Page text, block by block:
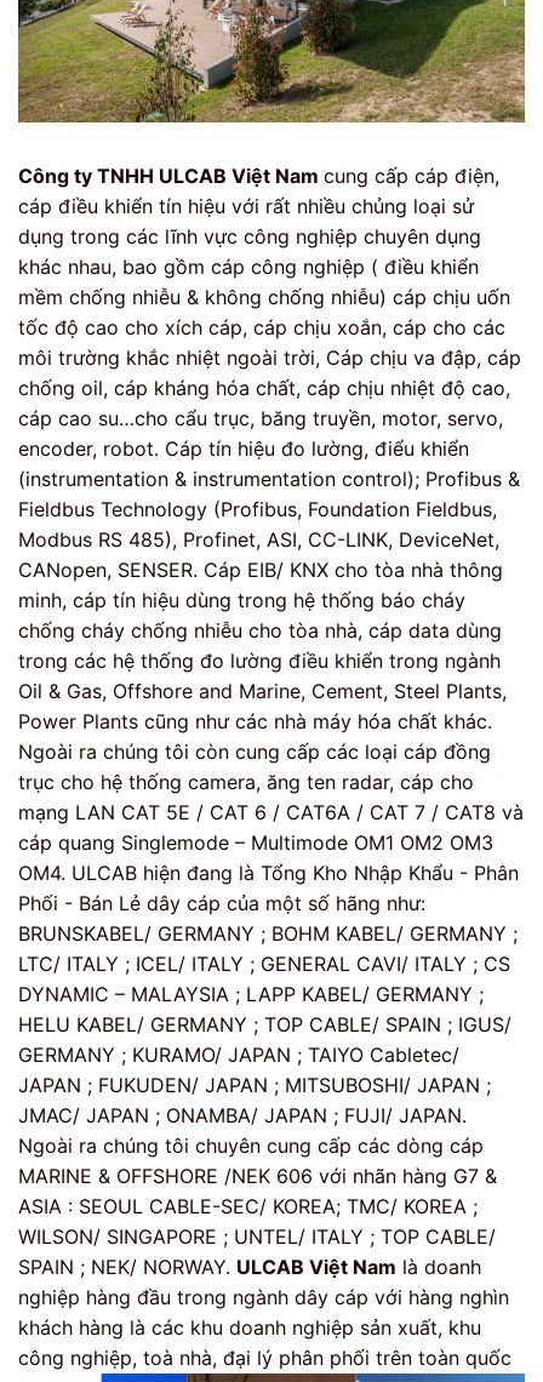
Công ty TNHH ULCAB Việt Nam cung cấp cáp điện,
cáp điều khiển tín hiệu với rất nhiều chủng loại sử
dụng trong các lĩnh vực công nghiệp chuyên dụng
khác nhau, bao gồm cáp công nghiệp ( điều khiển
mềm chống nhiễu & không chống nhiễu) cáp chịu uốn
tốc độ cao cho xích cáp, cáp chịu xoắn, cáp cho các
môi trường khắc nhiệt ngoài trời, Cáp chịu va đập, cáp
chống oil, cáp kháng hóa chất, cáp chịu nhiệt độ cao,
cáp cao su…cho cẩu trục, băng truyền, motor, servo,
encoder, robot. Cáp tín hiệu đo lường, điểu khiển
(instrumentation & instrumentation control); Profibus &
Fieldbus Technology (Profibus, Foundation Fieldbus,
Modbus RS 485), Profinet, ASI, CC-LINK, DeviceNet,
CANopen, SENSER. Cáp EIB/ KNX cho tòa nhà thông
minh, cáp tín hiệu dùng trong hệ thống báo cháy
chống cháy chống nhiễu cho tòa nhà, cáp data dùng
trong các hệ thống đo lường điều khiển trong ngành
Oil & Gas, Offshore and Marine, Cement, Steel Plants,
Power Plants cũng như các nhà máy hóa chất khác.
Ngoài ra chúng tôi còn cung cấp các loại cáp đồng
trục cho hệ thống camera, ăng ten radar, cáp cho
mạng LAN CAT 5E / CAT 6 / CAT6A / CAT 7 / CAT8 và
cáp quang Singlemode – Multimode OM1 OM2 OM3
OM4. ULCAB hiện đang là Tổng Kho Nhập Khẩu - Phân
Phối - Bán Lẻ dây cáp của một số hãng như:
BRUNSKABEL/ GERMANY ; BOHM KABEL/ GERMANY ;
LTC/ ITALY ; ICEL/ ITALY ; GENERAL CAVI/ ITALY ; CS
DYNAMIC – MALAYSIA ; LAPP KABEL/ GERMANY ;
HELU KABEL/ GERMANY ; TOP CABLE/ SPAIN ; IGUS/
GERMANY ; KURAMO/ JAPAN ; TAIYO Cabletec/
JAPAN ; FUKUDEN/ JAPAN ; MITSUBOSHI/ JAPAN ;
JMAC/ JAPAN ; ONAMBA/ JAPAN ; FUJI/ JAPAN.
Ngoài ra chúng tôi chuyên cung cấp các dòng cáp
MARINE & OFFSHORE /NEK 606 với nhãn hàng G7 &
ASIA : SEOUL CABLE-SEC/ KOREA; TMC/ KOREA ;
WILSON/ SINGAPORE ; UNTEL/ ITALY ; TOP CABLE/
SPAIN ; NEK/ NORWAY. ULCAB Việt Nam là doanh
nghiệp hàng đầu trong ngành dây cáp với hàng nghìn
khách hàng là các khu doanh nghiệp sản xuất, khu
công nghiệp, toà nhà, đại lý phân phối trên toàn quốc